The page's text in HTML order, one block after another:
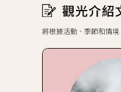
將根據活動、季節和情